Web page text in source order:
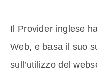
Il Provider inglese
Web, e basa il suo
sull’utilizzo del